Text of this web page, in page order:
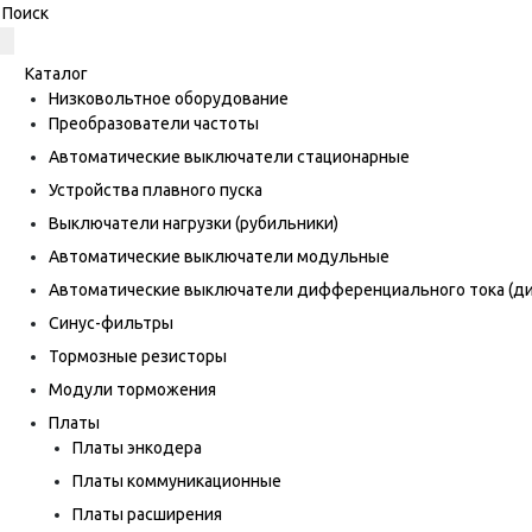
Каталог
Низковольтное оборудование
Преобразователи частоты
Автоматические выключатели стационарные
Устройства плавного пуска
Выключатели нагрузки (рубильники)
Автоматические выключатели модульные
Автоматические выключатели дифференциального тока
Синус-фильтры
Тормозные резисторы
Модули торможения
Платы
Платы энкодера
Платы коммуникационные
Платы расширения